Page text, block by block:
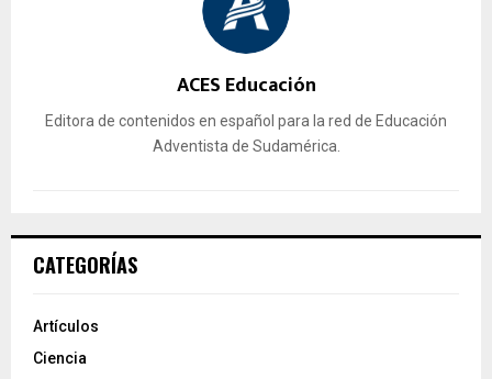
ACES Educación
Editora de contenidos en español para la red de Educación
Adventista de Sudamérica.
CATEGORÍAS
Artículos
Ciencia